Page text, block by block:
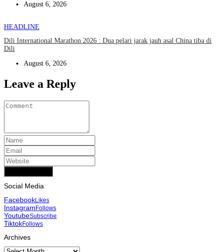
August 6, 2026
HEADLINE
Dili International Marathon 2026 : Dua pelari jarak jauh asal China tiba di
Dili
August 6, 2026
Leave a Reply
Social Media
FacebookLikes
InstagramFollows
YoutubeSubscribe
TiktokFollows
Archives
Archives